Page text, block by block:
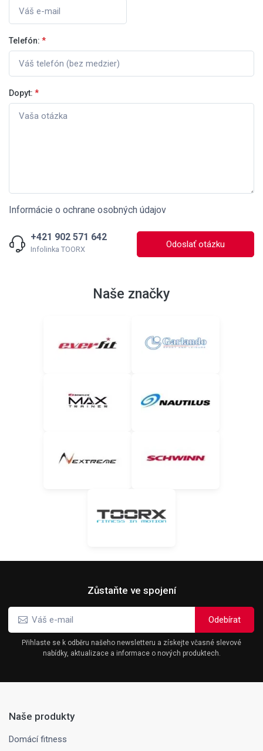
Telefón: *
Dopyt: *
Informácie o ochrane osobných údajov
+421 902 571 642
Infolinka TOORX Odoslať otázku
Naše značky
Zůstaňte ve spojení
Přihlaste se k odběru našeho newsletteru a získejte včasné slevové
nabídky, aktualizace a informace o nových produktech.
Naše produkty
Domácí fitness